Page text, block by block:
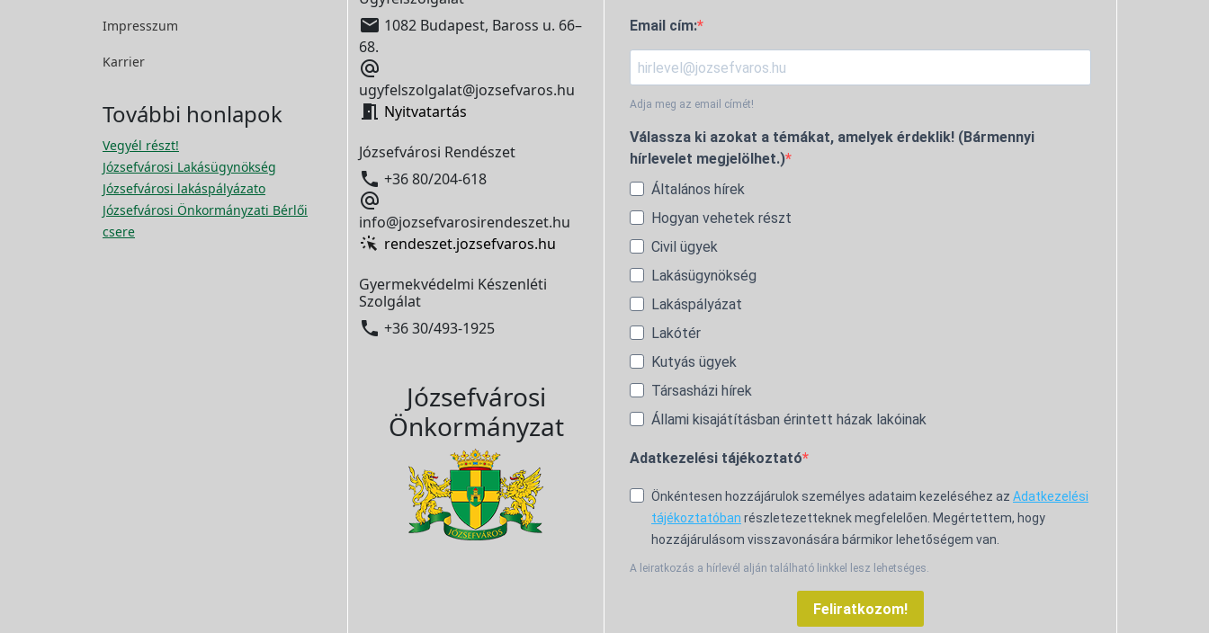
Impresszum
Karrier
További honlapok
Vegyél részt!
Józsefvárosi Lakásügynökség
Józsefvárosi lakáspályázato
Józsefvárosi Önkormányzati Bérlői
csere
 1082 Budapest, Baross u. 66–
68.

ugyfelszolgalat@jozsefvaros.hu
 Nyitvatartás
Józsefvárosi Rendészet
 +36 80/204-618

info@jozsefvarosirendeszet.hu
rendeszet.jozsefvaros.hu
Gyermekvédelmi Készenléti
Szolgálat
 +36 30/493-1925
Józsefvárosi
Önkormányzat
Email cím:
Adja meg az email címét!
Válassza ki azokat a témákat, amelyek érdeklik! (Bármennyi
hírlevelet megjelölhet.)
Általános hírek
Hogyan vehetek részt
Civil ügyek
Lakásügynökség
Lakáspályázat
Lakótér
Kutyás ügyek
Társasházi hírek
Állami kisajátításban érintett házak lakóinak
Adatkezelési tájékoztató
Önkéntesen hozzájárulok személyes adataim kezeléséhez az Adatkezelési
tájékoztatóban részletezetteknek megfelelően. Megértettem, hogy
hozzájárulásom visszavonására bármikor lehetőségem van.
A leiratkozás a hírlevél alján található linkkel lesz lehetséges.
Feliratkozom!